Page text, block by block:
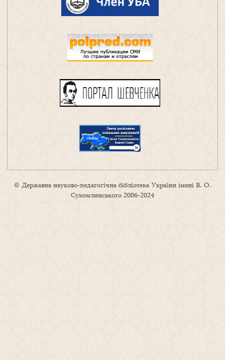
© Державна науково-педагогічна бібліотека України імені В. О.
Сухомлинського 2006-2024